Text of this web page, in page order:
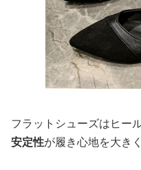
フラットシューズはヒー
安定性が履き心地を大き